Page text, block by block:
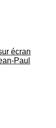
écran
Paul